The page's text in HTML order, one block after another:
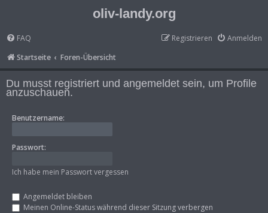
oliv-landy.org
FAQ Anmelden
Registrieren
Startseite
Foren-Übersicht
Du musst registriert und angemeldet sein, um Profile
anzuschauen.
Benutzername:
Passwort:
Ich habe mein Passwort vergessen
Angemeldet bleiben
Meinen Online-Status während dieser Sitzung verbergen